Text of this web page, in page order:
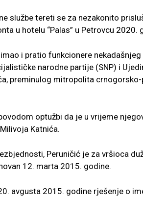
službe tereti se za nezakonito
u hotelu “Palas” u Petrovcu 2020.
i pratio funkcionere
narodne partije (SNP) i
preminulog mitropolita
optužbi da je u vrijeme
Katnića.
Peruničić je za vršioca
12. marta 2015. godine.
avgusta 2015. godine rješenje o